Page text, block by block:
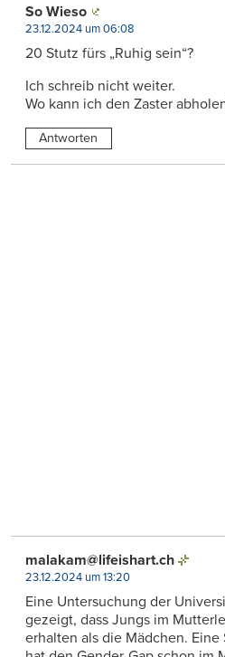
So Wieso
23.12.2024 um 06:08
20 Stutz fürs „Ruhig sein“?
Ich schreib nicht weiter.
Wo kann ich den Zaster
Antworten
malakam@lifeishart.ch
23.12.2024 um 13:20
Eine Untersuchung der
gezeigt, dass Jungs im
erhalten als die Mädchen.